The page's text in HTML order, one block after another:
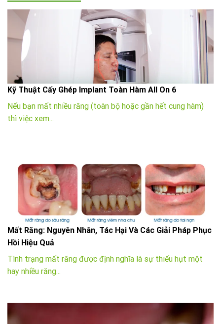
Kỹ Thuật Cấy Ghép Implant Toàn Hàm All On 6
Nếu bạn mất nhiều răng (toàn bộ hoặc gần hết cung hàm)
thì việc xem...
Mất Răng: Nguyên Nhân, Tác Hại Và Các Giải Pháp Phục
Hồi Hiệu Quả
Tình trạng mất răng được định nghĩa là sự thiếu hụt một
hay nhiều răng...